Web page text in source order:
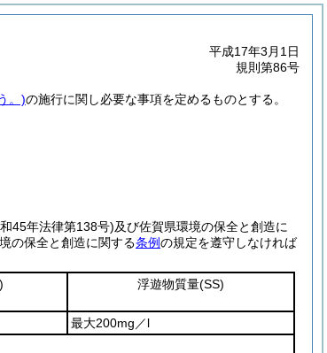
平成17年3月1日
規則第86号
。)の施行に関し必要な事項を定めるものとする。
45年法律第138号)及び佐賀県環境の保全と創造に
の保全と創造に関する条例の規定を遵守しなければ
浮遊物質量(SS)
最大200mg／l